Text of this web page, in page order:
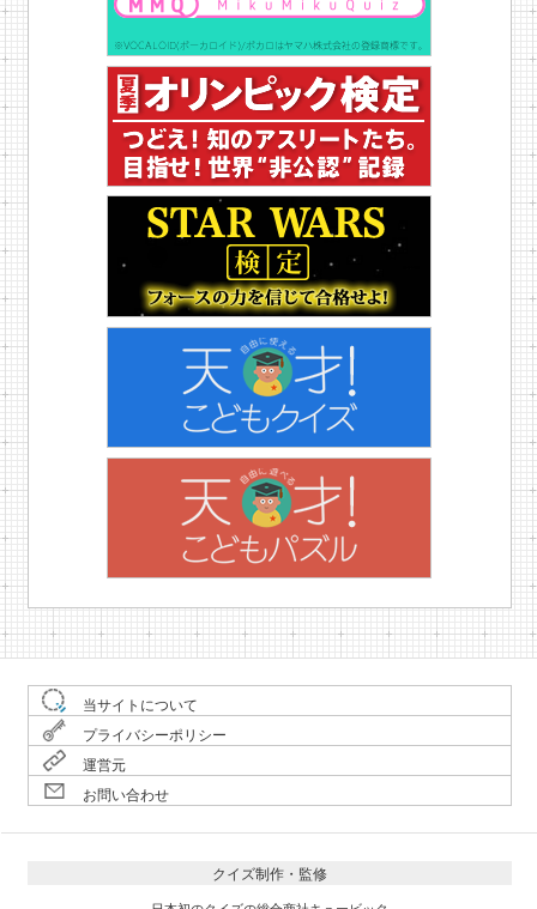
当サイトについて
プライバシーポリシー
運営元
お問い合わせ
クイズ制作・監修